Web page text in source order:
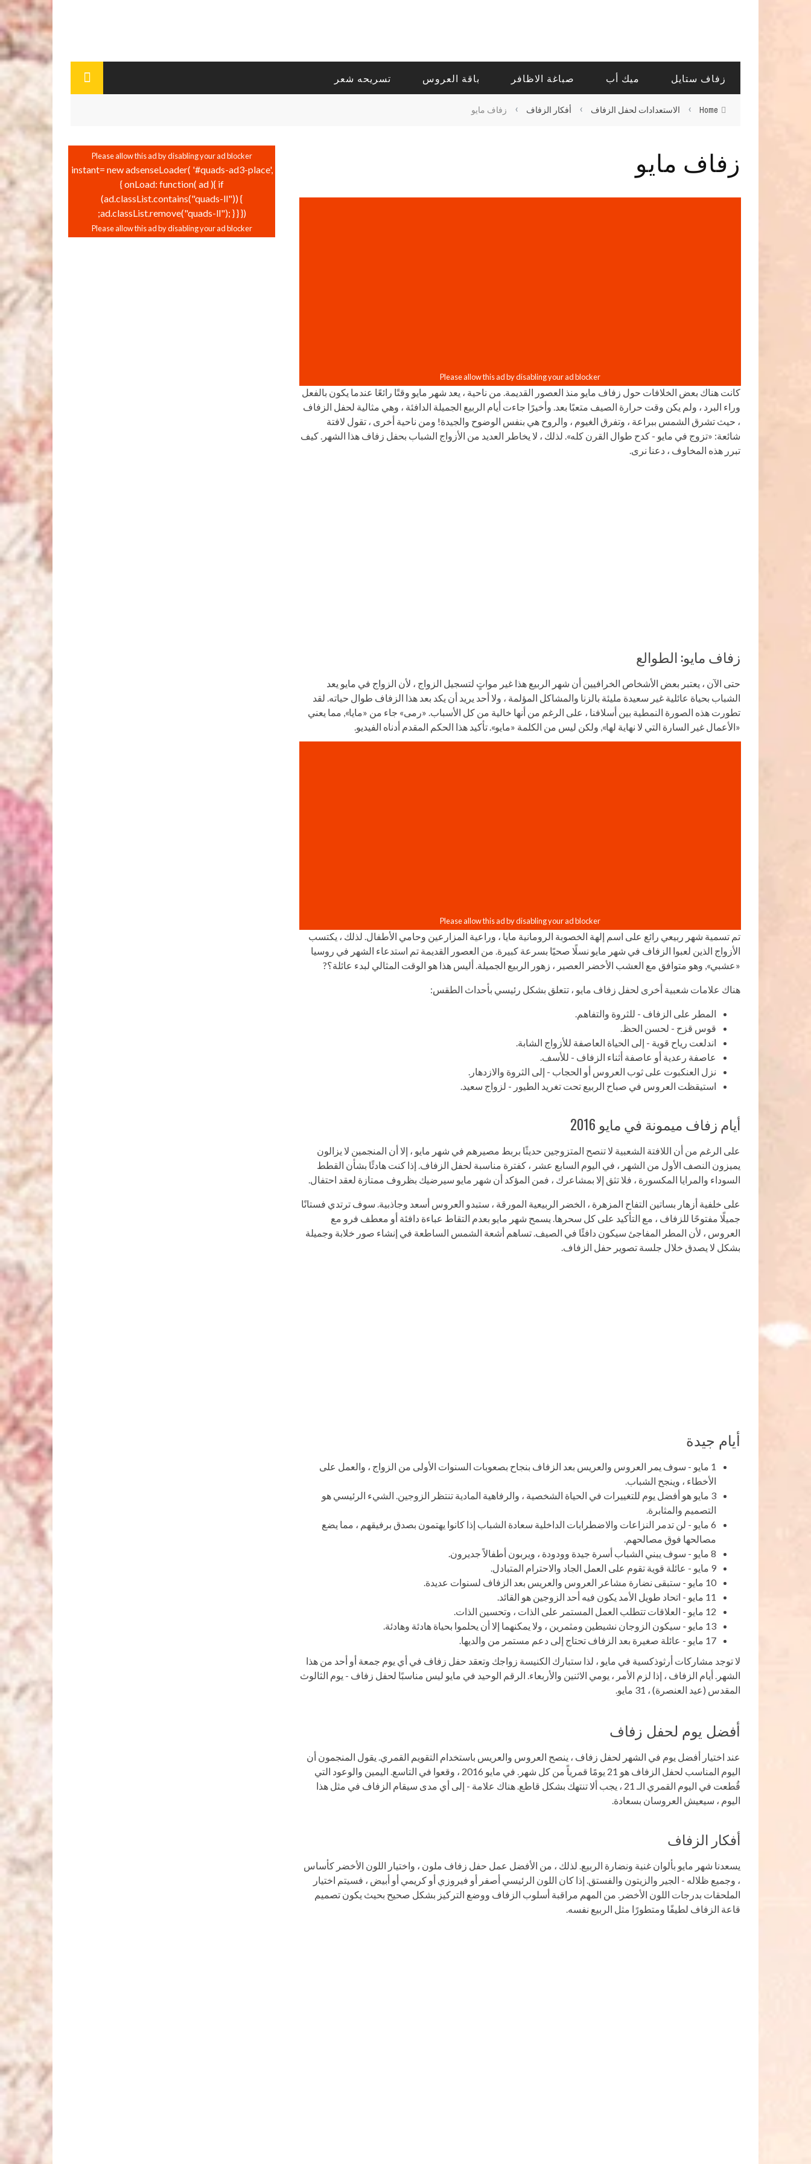
زفاف ستايل ميك أب صباغة الاظافر باقة العروس تسريحه شعر
Home
› الاستعدادات لحفل الزفاف › أفكار الزفاف › زفاف مايو
زفاف مايو
كانت هناك بعض الخلافات حول زفاف مايو منذ العصور القديمة. من ناحية ، يعد شهر مايو وقتًا رائعًا عندما يكون بالفعل
وراء البرد ، ولم يكن وقت حرارة الصيف متعبًا بعد. وأخيرًا جاءت أيام الربيع الجميلة الدافئة ، وهي مثالية لحفل الزفاف
، حيث تشرق الشمس ببراعة ، وتفرق الغيوم ، والروح هي بنفس الوضوح والجيدة! ومن ناحية أخرى ، تقول لافتة
شائعة: «تزوج في مايو - كدح طوال القرن كله». لذلك ، لا يخاطر العديد من الأزواج الشباب بحفل زفاف هذا الشهر. كيف
تبرر هذه المخاوف ، دعنا نرى.
زفاف مايو: الطوالع
حتى الآن ، يعتبر بعض الأشخاص الخرافيين أن شهر الربيع هذا غير مواتٍ لتسجيل الزواج ، لأن الزواج في مايو يعد
الشباب بحياة عائلية غير سعيدة مليئة بالزنا والمشاكل المؤلمة ، ولا أحد يريد أن يكد بعد هذا الزفاف طوال حياته. لقد
تطورت هذه الصورة النمطية بين أسلافنا ، على الرغم من أنها خالية من كل الأسباب. «رمى» جاء من «مايا», مما يعني
«الأعمال غير السارة التي لا نهاية لها», ولكن ليس من الكلمة «مايو». تأكيد هذا الحكم المقدم أدناه الفيديو.
تم تسمية شهر ربيعي رائع على اسم إلهة الخصوبة الرومانية مايا ، وراعية المزارعين وحامي الأطفال. لذلك ، يكتسب
الأزواج الذين لعبوا الزفاف في شهر مايو نسلًا صحيًا بسرعة كبيرة. من العصور القديمة تم استدعاء الشهر في روسيا
«عشبي», وهو متوافق مع العشب الأخضر العصير ، زهور الربيع الجميلة. أليس هذا هو الوقت المثالي لبدء عائلة؟?
هناك علامات شعبية أخرى لحفل زفاف مايو ، تتعلق بشكل رئيسي بأحداث الطقس:
المطر على الزفاف - للثروة والتفاهم.
قوس قزح - لحسن الحظ.
اندلعت رياح قوية - إلى الحياة العاصفة للأزواج الشابة.
عاصفة رعدية أو عاصفة أثناء الزفاف - للأسف.
نزل العنكبوت على ثوب العروس أو الحجاب - إلى الثروة والازدهار.
استيقظت العروس في صباح الربيع تحت تغريد الطيور - لزواج سعيد.
أيام زفاف ميمونة في مايو 2016
على الرغم من أن اللافتة الشعبية لا تنصح المتزوجين حديثًا بربط مصيرهم في شهر مايو ، إلا أن المنجمين لا يزالون
يميزون النصف الأول من الشهر ، في اليوم السابع عشر ، كفترة مناسبة لحفل الزفاف. إذا كنت هادئًا بشأن القطط
السوداء والمرايا المكسورة ، فلا تثق إلا بمشاعرك ، فمن المؤكد أن شهر مايو سيرضيك بظروف ممتازة لعقد احتفال.
على خلفية أزهار بساتين التفاح المزهرة ، الخضر الربيعية المورقة ، ستبدو العروس أسعد وجاذبية. سوف ترتدي فستانًا
جميلًا مفتوحًا للزفاف ، مع التأكيد على كل سحرها. يسمح شهر مايو بعدم التقاط عباءة دافئة أو معطف فرو مع
العروس ، لأن المطر المفاجئ سيكون دافئًا في الصيف. تساهم أشعة الشمس الساطعة في إنشاء صور خلابة وجميلة
بشكل لا يصدق خلال جلسة تصوير حفل الزفاف.
أيام جيدة
1 مايو - سوف يمر العروس والعريس بعد الزفاف بنجاح بصعوبات السنوات الأولى من الزواج ، والعمل على
الأخطاء ، وينجح الشباب.
3 مايو هو أفضل يوم للتغييرات في الحياة الشخصية ، والرفاهية المادية تنتظر الزوجين. الشيء الرئيسي هو
التصميم والمثابرة.
6 مايو - لن تدمر النزاعات والاضطرابات الداخلية سعادة الشباب إذا كانوا يهتمون بصدق برفيقهم ، مما يضع
مصالحها فوق مصالحهم.
8 مايو - سوف يبني الشباب أسرة جيدة وودودة ، ويربون أطفالاً جديرون.
9 مايو - عائلة قوية تقوم على العمل الجاد والاحترام المتبادل.
10 مايو - ستبقى نضارة مشاعر العروس والعريس بعد الزفاف لسنوات عديدة.
11 مايو - اتحاد طويل الأمد يكون فيه أحد الزوجين هو القائد.
12 مايو - العلاقات تتطلب العمل المستمر على الذات ، وتحسين الذات.
13 مايو - سيكون الزوجان نشيطين ومثمرين ، ولا يمكنهما إلا أن يحلموا بحياة هادئة وهادئة.
17 مايو - عائلة صغيرة بعد الزفاف تحتاج إلى دعم مستمر من والديها.
لا توجد مشاركات أرثوذكسية في مايو ، لذا ستبارك الكنيسة زواجك وتعقد حفل زفاف في أي يوم جمعة أو أحد من هذا
الشهر. أيام الزفاف ، إذا لزم الأمر ، يومي الاثنين والأربعاء. الرقم الوحيد في مايو ليس مناسبًا لحفل زفاف - يوم الثالوث
المقدس (عيد العنصرة) ، 31 مايو.
أفضل يوم لحفل زفاف
عند اختيار أفضل يوم في الشهر لحفل زفاف ، ينصح العروس والعريس باستخدام التقويم القمري. يقول المنجمون أن
اليوم المناسب لحفل الزفاف هو 21 يومًا قمرياً من كل شهر. في مايو 2016 ، وقعوا في التاسع. اليمين والوعود التي
قُطعت في اليوم القمري الـ 21 ، يجب ألا تنتهك بشكل قاطع. هناك علامة - إلى أي مدى سيقام الزفاف في مثل هذا
اليوم ، سيعيش العروسان بسعادة.
أفكار الزفاف
يسعدنا شهر مايو بألوان غنية ونضارة الربيع. لذلك ، من الأفضل عمل حفل زفاف ملون ، واختيار اللون الأخضر كأساس
، وجميع ظلاله - الجير والزيتون والفستق. إذا كان اللون الرئيسي أصفر أو فيروزي أو كريمي أو أبيض ، فسيتم اختيار
الملحقات بدرجات اللون الأخضر. من المهم مراقبة أسلوب الزفاف ووضع التركيز بشكل صحيح بحيث يكون تصميم
قاعة الزفاف لطيفًا ومتطورًا مثل الربيع نفسه.
instant= new adsenseLoader( '#quads-ad3-place',
{ onLoad: function( ad ){ if
(ad.classList.contains("quads-ll")) {
ad.classList.remove("quads-ll"); } } });